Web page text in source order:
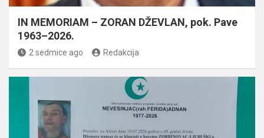
IN MEMORIAM – ZORAN DŽEVLAN, pok. Pave
1963–2026.
2 sedmice ago Redakcija